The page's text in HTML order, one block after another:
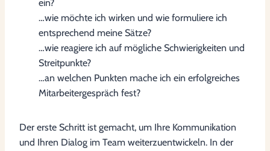
ein?
…wie möchte ich wirken und wie formuliere ich
entsprechend meine Sätze?
…wie reagiere ich auf mögliche Schwierigkeiten und
Streitpunkte?
…an welchen Punkten mache ich ein erfolgreiches
Mitarbeitergespräch fest?
Der erste Schritt ist gemacht, um Ihre Kommunikation
und Ihren Dialog im Team weiterzuentwickeln. In der